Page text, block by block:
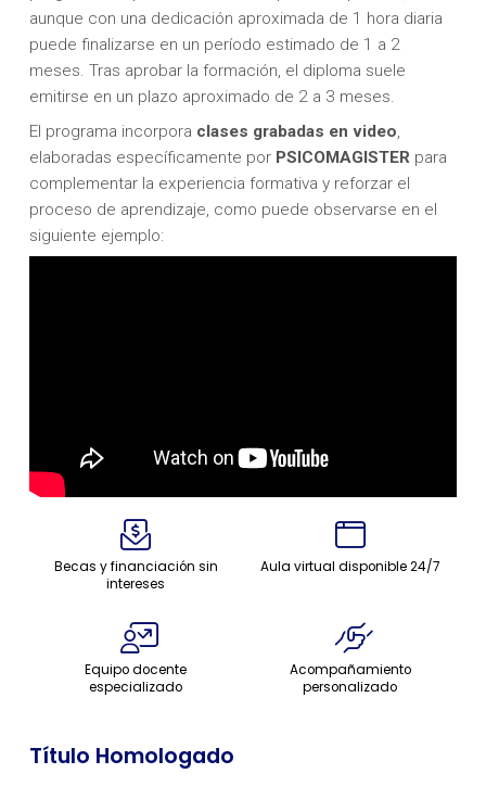
aunque con una dedicación aproximada de 1 hora diaria
puede finalizarse en un período estimado de 1 a 2
meses. Tras aprobar la formación, el diploma suele
emitirse en un plazo aproximado de 2 a 3 meses.
El programa incorpora clases grabadas en video
elaboradas específicamente por PSICOMAGISTER para
complementar la experiencia formativa y reforzar el
proceso de aprendizaje, como puede observarse en el
siguiente ejemplo:
Becas y financiación sin
intereses
Aula virtual disponible 24/7
Equipo docente
especializado
Acompañamiento
personalizado
Título Homologado